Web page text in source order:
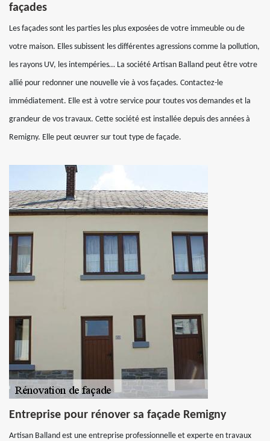
façades
Les façades sont les parties les plus exposées de votre immeuble ou de
votre maison. Elles subissent les différentes agressions comme la pollution,
les rayons UV, les intempéries… La société Artisan Balland peut être votre
allié pour redonner une nouvelle vie à vos façades. Contactez-le
immédiatement. Elle est à votre service pour toutes vos demandes et la
grandeur de vos travaux. Cette société est installée depuis des années à
Remigny. Elle peut œuvrer sur tout type de façade.
Entreprise pour rénover sa façade Remigny
Artisan Balland est une entreprise professionnelle et experte en travaux